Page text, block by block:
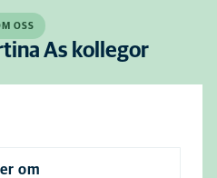
OSS
As kollegor
om